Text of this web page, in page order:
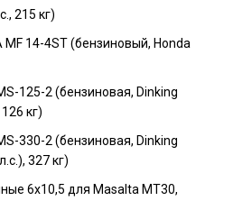
215 кг)
14-4ST (бензиновый, Honda
125-2 (бензиновая, Dinking
кг)
330-2 (бензиновая, Dinking
327 кг)
6х10,5 для Masalta MT30,